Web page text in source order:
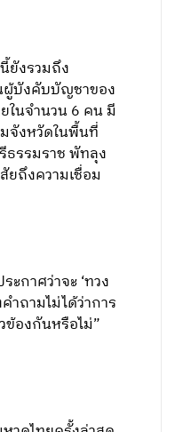
ยังรวมถึง
ผู้บังคับบัญชาของ
ในจำนวน 6 คน มี
จังหวัดในพื้นที่
ธรรมราช พัทลุง
ยถึงความเชื่อม
กาศว่าจะ ‘ทวง
ำถามไม่ได้ว่าการ
ข้องกันหรือไม่”